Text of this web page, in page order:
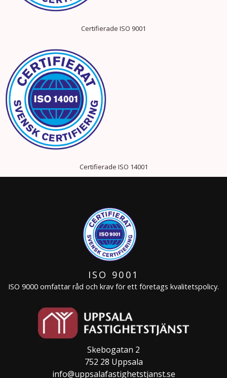
Certifierade ISO 9001
Certifierade ISO 14001
ISO 9001
ISO 9000 omfattar råd och krav för ett företags kvalitetspolicy.
Skebogatan 2
752 28 Uppsala
info@uppsalafastighetstjanst.se